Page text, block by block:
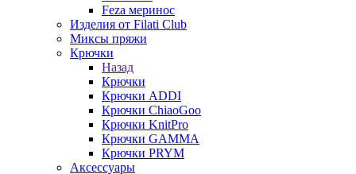
Feza меринос
Изделия от Filati Club
Миксы пряжи
Крючки
Назад
Крючки
Крючки ADDI
Крючки ChiaoGoo
Крючки KnitPro
Крючки GAMMA
Крючки PRYM
Аксессуары